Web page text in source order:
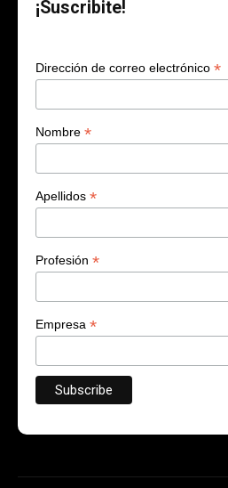
¡Suscribite!
Dirección de correo electrónico *
Nombre *
Apellidos *
Profesión *
Empresa *